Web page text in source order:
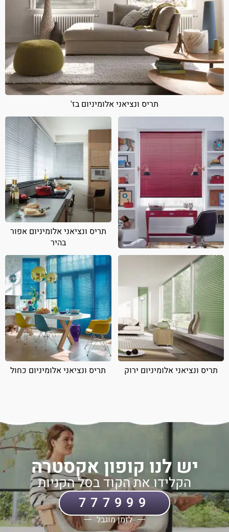
תריס ונציאני אלומיניום בז'
תריס ונציאני אלומיניום אדום
תריס ונציאני אלומיניום אפור
בהיר
תריס ונציאני אלומיניום ירוק תריס ונציאני אלומיניום כחול
יש לנו קופון אקסטרה
הקלידו את הקוד בסל הקניות
777999
לזמן מוגבל